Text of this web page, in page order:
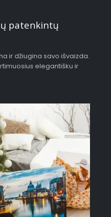
patenkintų
ir džiugina savo išvaizda.
elegantišku ir